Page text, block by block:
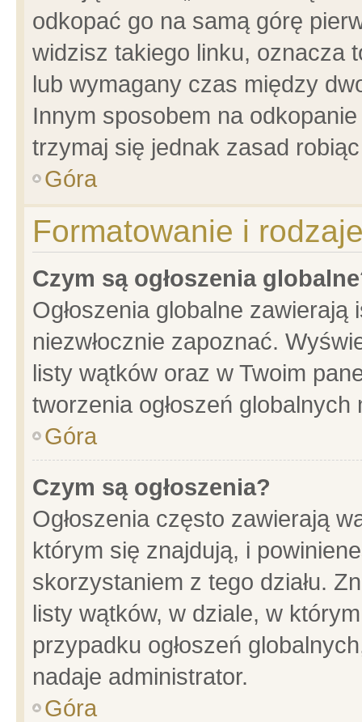
odkopać go na samą górę
widzisz takiego linku, oznacza
lub wymagany czas między
Innym sposobem na
trzymaj się jednak zasad
Góra
Formatowanie i
Czym są ogłoszenia
Ogłoszenia globalne
niezwłocznie zapoznać.
listy wątków oraz w Twoim
tworzenia ogłoszeń
Góra
Czym są ogłoszenia?
Ogłoszenia często zawierają
którym się znajdują, i
skorzystaniem z tego działu.
listy wątków, w dziale, w
przypadku ogłoszeń
nadaje administrator.
Góra